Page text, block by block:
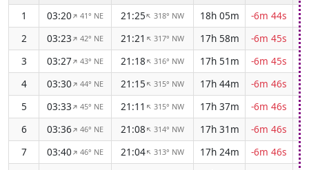
1
03:20↑41° NE 21:25↑318° NW 18h 05m
-6m 44s
2
03:23↑42° NE 21:21↑317° NW 17h 58m
-6m 45s
3
03:27↑43° NE 21:18↑316° NW 17h 51m
-6m 45s
4
03:30↑44° NE 21:15↑315° NW 17h 44m
-6m 46s
5
03:33↑45° NE 21:11↑315° NW 17h 37m
-6m 46s
6
03:36↑46° NE 21:08↑314° NW 17h 31m
-6m 46s
7
03:40↑46° NE 21:04↑313° NW 17h 24m
-6m 46s